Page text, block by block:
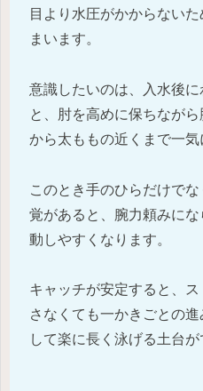
目より水圧がかからない
まいます。
意識したいのは、入水後
と、肘を高めに保ちなが
から太ももの近くまで一気
このとき手のひらだけで
覚があると、腕力頼みに
動しやすくなります。
キャッチが安定すると、
さなくても一かきごとの
して楽に長く泳げる土台が